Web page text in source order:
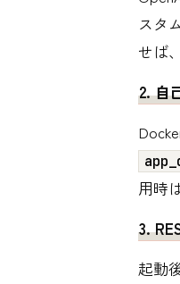
スタ
せば
2. 自
用時
3.
起動